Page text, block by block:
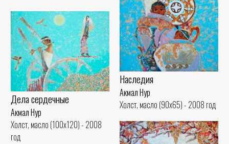
Наследия
Акмал Нур
Холст, масло (90x65) - 2008 год
Дела сердечные
Акмал Нур
Холст, масло (100x120) - 2008
год